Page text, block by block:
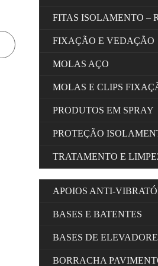
FITAS ISOLAMENTO –
FIXAÇÃO E VEDAÇÃO
MOLAS AÇO
MOLAS E CLIPS
PRODUTOS EM SPRAY
PROTEÇÃO
TRATAMENTO E
APOIOS ANTI-
BASES E BATENTES
BASES DE
BORRACHA